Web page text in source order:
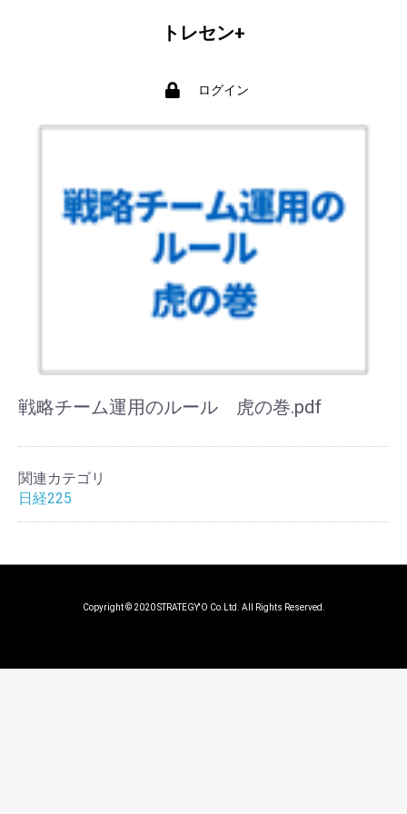
トレセン+
ログイン
戦略チーム運用のルール 虎の巻.pdf
関連カテゴリ
日経225
Copyright © 2020 STRATEGY'O Co.Ltd. All Rights Reserved.